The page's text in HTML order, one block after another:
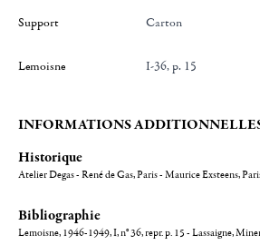
Support Carton
Lemoisne I-36, p. 15
INFORMATIONS
Historique
Atelier Degas - René de Gas, Paris - Maurice Exsteens,
Bibliographie
Lemoisne, 1946-1949, I, n° 36, repr. p. 15 - Lassaigne,